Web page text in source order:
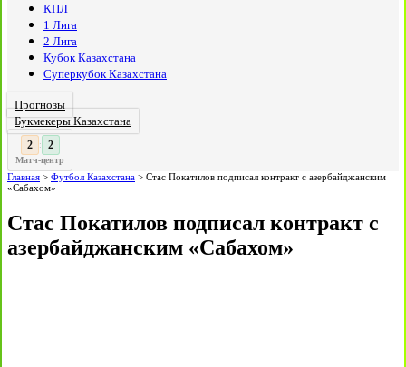
КПЛ
1 Лига
2 Лига
Кубок Казахстана
Суперкубок Казахстана
Прогнозы
Букмекеры Казахстана
:
Матч-центр
Главная > Футбол Казахстана > Стас Покатилов подписал контракт с азербайджанским
«Сабахом»
Стас Покатилов подписал контракт с
азербайджанским «Сабахом»